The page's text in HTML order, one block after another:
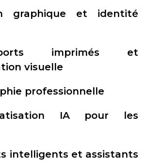
graphique et identité
imprimés et
visuelle
professionnelle
IA pour les
intelligents et assistants